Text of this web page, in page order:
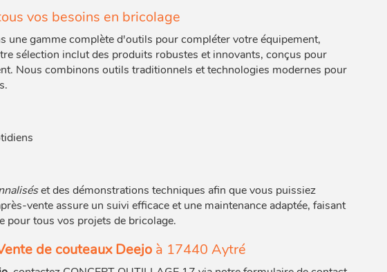
vos besoins en bricolage
une gamme complète d'outils pour compléter votre équipement,
sélection inclut des produits robustes et innovants, conçus pour
Nous combinons outils traditionnels et technologies modernes pour
et des démonstrations techniques afin que vous puissiez
vente assure un suivi efficace et une maintenance adaptée, faisant
pour tous vos projets de bricolage.
de couteaux Deejoà 17440 Aytré